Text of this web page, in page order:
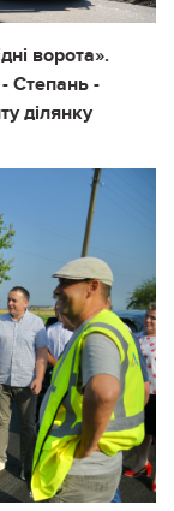
ворота».
Степань -
ділянку